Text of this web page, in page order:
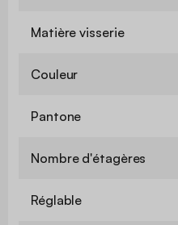
Matière visserie
Couleur
Pantone
Nombre d'étagères
Réglable